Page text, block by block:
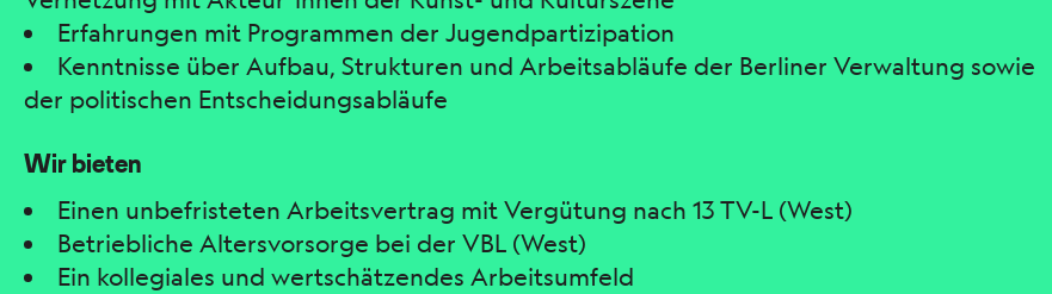
Erfahrungen mit Programmen der Jugendpartizipation
Kenntnisse über Aufbau, Strukturen und Arbeitsabläufe der Berliner Verwaltung sowie
der politischen Entscheidungsabläufe
Wir bieten
Einen unbefristeten Arbeitsvertrag mit Vergütung nach 13 TV-L (West)
Betriebliche Altersvorsorge bei der VBL (West)
Ein kollegiales und wertschätzendes Arbeitsumfeld